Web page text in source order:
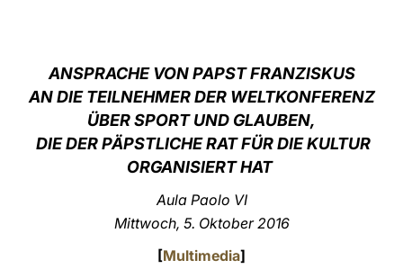
中文
LATINE
ANSPRACHE VON PAPST FRANZISKUS
AN DIE TEILNEHMER DER WELTKONFERENZ
ÜBER SPORT UND GLAUBEN,
DIE DER PÄPSTLICHE RAT FÜR DIE KULTUR
ORGANISIERT HAT
Aula Paolo VI
Mittwoch, 5. Oktober 2016
[Multimedia]